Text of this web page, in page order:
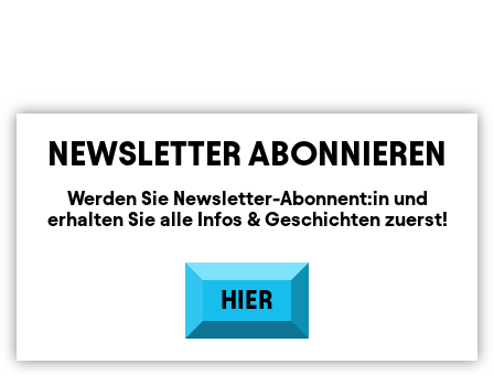
NEWSLETTER ABONNIEREN
Werden Sie Newsletter-Abonnent:in und
erhalten Sie alle Infos & Geschichten zuerst!
HIER